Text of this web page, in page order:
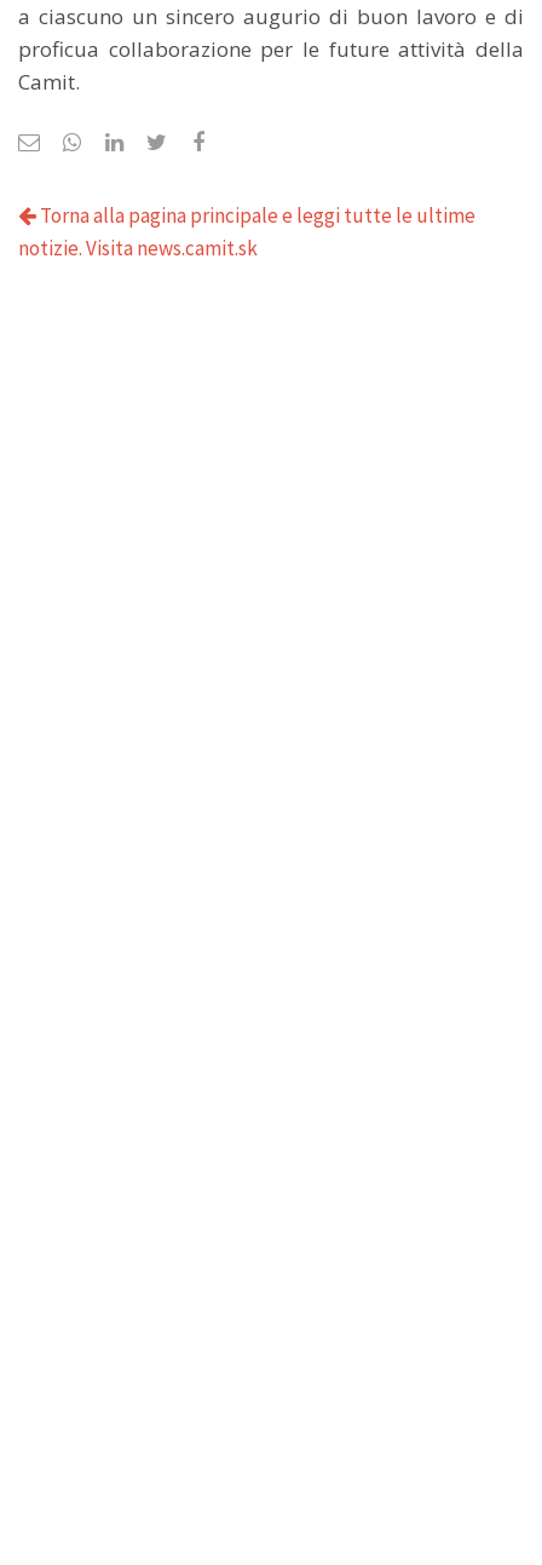
a ciascuno un sincero augurio di buon lavoro e di
proficua collaborazione per le future attività della
Camit.
Torna alla pagina principale e leggi tutte le ultime
notizie. Visita news.camit.sk